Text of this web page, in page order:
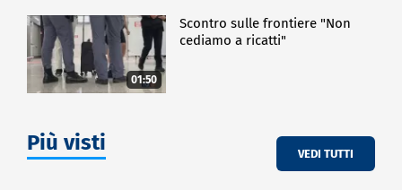
01:50
Scontro sulle frontiere "Non
cediamo a ricatti"
Più visti VEDI TUTTI